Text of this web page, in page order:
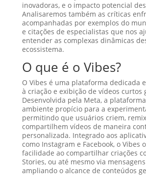
inovadoras, e o impacto potencial
Analisaremos também as críticas
acompanhadas por exemplos do
e citações de especialistas que nos
entender as complexas dinâmicas
ecossistema.
O que é o Vibes?
O Vibes é uma plataforma dedicada
à criação e exibição de vídeos curtos
Desenvolvida pela Meta, a
ambiente propício para a
permitindo que usuários criem,
compartilhem vídeos de maneira
personalizada. Integrado aos
como Instagram e Facebook, o Vibes
facilidade ao compartilhar criações
Stories, ou até mesmo via
ampliando o alcance de conteúdos